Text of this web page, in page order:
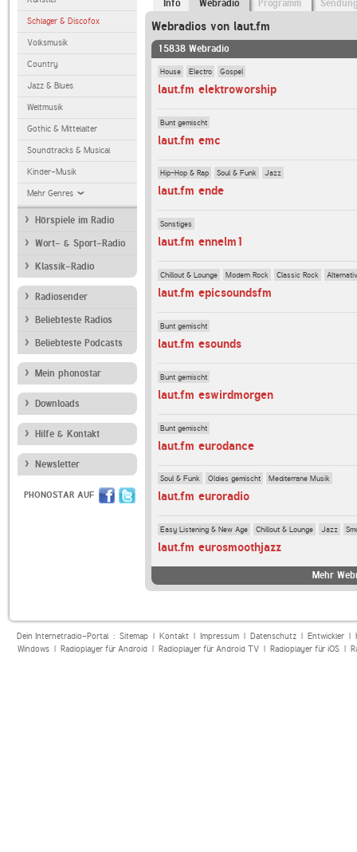
Schlager & Discofox
Volksmusik
Country
Jazz & Blues
Weltmusik
Gothic & Mittelalter
Soundtracks & Musical
Kinder-Musik
Mehr Genres
Hörspiele im Radio
Wort- & Sport-Radio
Klassik-Radio
Radiosender
Beliebteste Radios
Beliebteste Podcasts
Mein phonostar
Downloads
Hilfe & Kontakt
Newsletter
PHONOSTAR AUF
Info Webradio Programm
Webradios von laut.fm
15838 Webradio
House Electro Gospel
laut.fm elektroworship
Bunt gemischt
laut.fm emc
Hip-Hop & Rap Soul & Funk Jazz
laut.fm ende
Sonstiges
laut.fm ennelm1
Chillout & Lounge Modern Rock Classic Rock
laut.fm epicsoundsfm
Bunt gemischt
laut.fm esounds
Bunt gemischt
laut.fm eswirdmorgen
Bunt gemischt
laut.fm eurodance
Soul & Funk Oldies gemischt Mediterrane Musik
laut.fm euroradio
Easy Listening & New Age Chillout & Lounge Jazz
laut.fm eurosmoothjazz
Mehr
Dein Internetradio-Portal : Sitemap| Kontakt| Impressum| Datenschutz| Entwickler|
Windows| Radioplayer für Android| Radioplayer für Android TV| Radioplayer für iOS|